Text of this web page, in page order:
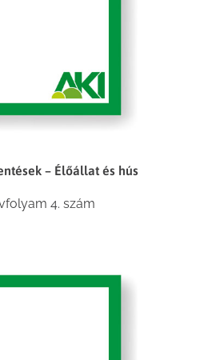
– Élőállat és hús
4. szám